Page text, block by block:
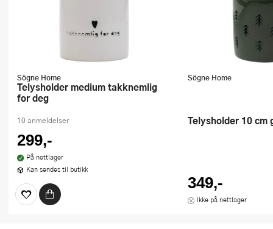
Sögne Home
Telysholder medium takknemlig
for deg
10 anmeldelser
299,-
På nettlager
Kan sendes til butikk
Sögne Home
Telysholder 10
349,-
Ikke på nettlager